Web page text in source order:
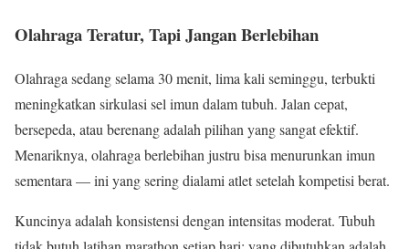
Olahraga Teratur, Tapi Jangan Berlebihan
Olahraga sedang selama 30 menit, lima kali seminggu, terbukti
meningkatkan sirkulasi sel imun dalam tubuh. Jalan cepat,
bersepeda, atau berenang adalah pilihan yang sangat efektif.
Menariknya, olahraga berlebihan justru bisa menurunkan imun
sementara — ini yang sering dialami atlet setelah kompetisi berat.
Kuncinya adalah konsistensi dengan intensitas moderat. Tubuh